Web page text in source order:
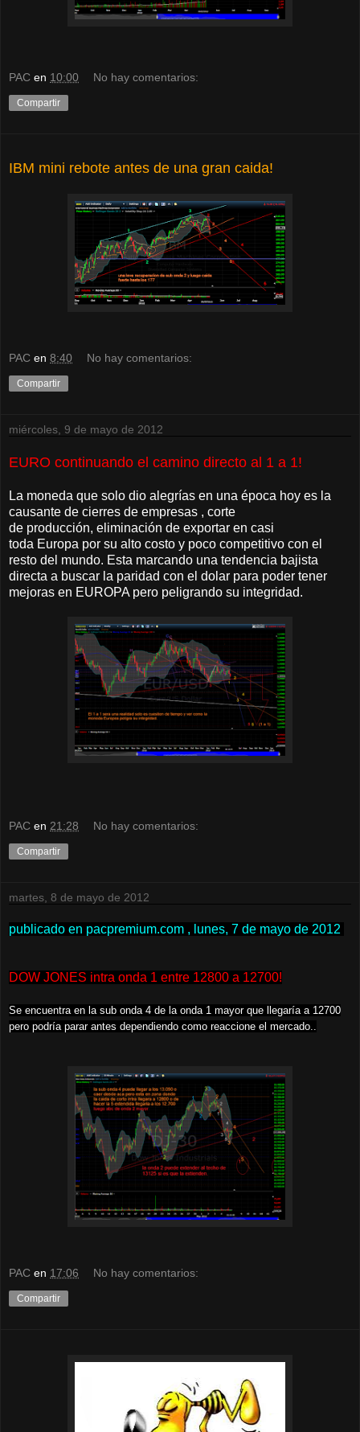
PAC en 10:00 No hay comentarios:
Compartir
IBM mini rebote antes de una gran caida!
PAC en 8:40 No hay comentarios:
Compartir
miércoles, 9 de mayo de 2012
EURO continuando el camino directo al 1 a 1!
La moneda que solo dio alegrías en una época hoy es la
causante de cierres de empresas , corte
de producción, eliminación de exportar en casi
toda Europa por su alto costo y poco competitivo con el
resto del mundo. Esta marcando una tendencia bajista
directa a buscar la paridad con el dolar para poder tener
mejoras en EUROPA pero peligrando su integridad.
PAC en 21:28 No hay comentarios:
Compartir
martes, 8 de mayo de 2012
publicado en pacpremium.com , lunes, 7 de mayo de 2012
DOW JONES intra onda 1 entre 12800 a 12700!
Se encuentra en la sub onda 4 de la onda 1 mayor que llegaría a 12700
pero podría parar antes dependiendo como reaccione el mercado..
PAC en 17:06 No hay comentarios:
Compartir